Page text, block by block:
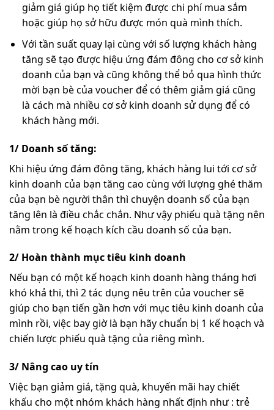
giảm giá giúp họ tiết kiệm được chi phí mua sắm
hoặc giúp họ sở hữu được món quà mình thích.
Với tần suất quay lại cùng với số lượng khách hàng
tăng sẽ tạo được hiệu ứng đám đông cho cơ sở kinh
doanh của bạn và cũng không thể bỏ qua hình thức
mời bạn bè của voucher để có thêm giảm giá cũng
là cách mà nhiều cơ sở kinh doanh sử dụng để có
khách hàng mới.
1/ Doanh số tăng:
Khi hiệu ứng đám đông tăng, khách hàng lui tới cơ sở
kinh doanh của bạn tăng cao cùng với lượng ghé thăm
của bạn bè người thân thì chuyện doanh số của bạn
tăng lên là điều chắc chắn. Như vậy phiếu quà tặng nên
nằm trong kế hoạch kích cầu doanh số của bạn.
2/ Hoàn thành mục tiêu kinh doanh
Nếu bạn có một kế hoạch kinh doanh hàng tháng hơi
khó khả thi, thì 2 tác dụng nêu trên của voucher sẽ
giúp cho bạn tiến gần hơn với mục tiêu kinh doanh của
mình rồi, việc bay giờ là bạn hãy chuẩn bị 1 kế hoạch và
chiến lược phiếu quà tặng của riêng mình.
3/ Nâng cao uy tín
Việc bạn giảm giá, tặng quà, khuyến mãi hay chiết
khấu cho một nhóm khách hàng nhất định như : trẻ